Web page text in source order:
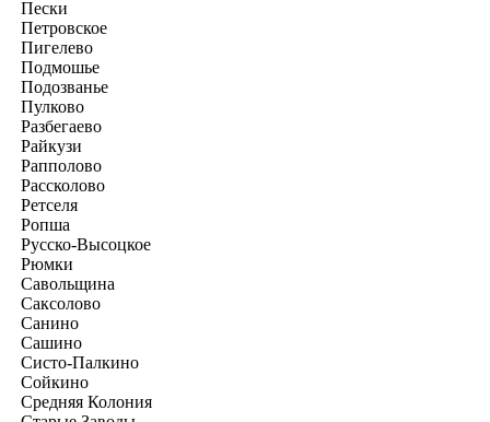
Пески
Петровское
Пигелево
Подмошье
Подозванье
Пулково
Разбегаево
Райкузи
Рапполово
Рассколово
Ретселя
Ропша
Русско-Высоцкое
Рюмки
Савольщина
Саксолово
Санино
Сашино
Систо-Палкино
Сойкино
Средняя Колония